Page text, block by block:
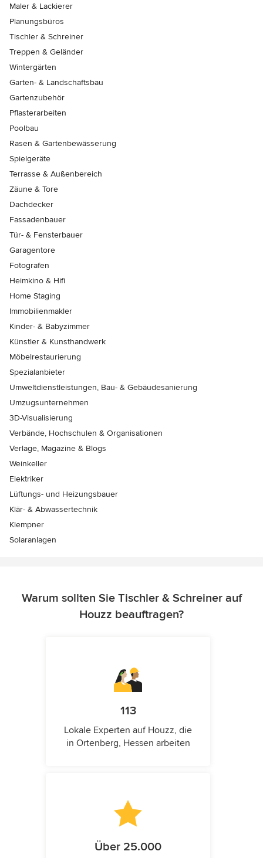
Maler & Lackierer
Planungsbüros
Tischler & Schreiner
Treppen & Geländer
Wintergärten
Garten- & Landschaftsbau
Gartenzubehör
Pflasterarbeiten
Poolbau
Rasen & Gartenbewässerung
Spielgeräte
Terrasse & Außenbereich
Zäune & Tore
Dachdecker
Fassadenbauer
Tür- & Fensterbauer
Garagentore
Fotografen
Heimkino & Hifi
Home Staging
Immobilienmakler
Kinder- & Babyzimmer
Künstler & Kunsthandwerk
Möbelrestaurierung
Spezialanbieter
Umweltdienstleistungen, Bau- & Gebäudesanierung
Umzugsunternehmen
3D-Visualisierung
Verbände, Hochschulen & Organisationen
Verlage, Magazine & Blogs
Weinkeller
Elektriker
Lüftungs- und Heizungsbauer
Klär- & Abwassertechnik
Klempner
Solaranlagen
Warum sollten Sie Tischler & Schreiner auf
Houzz beauftragen?
113
Lokale Experten auf Houzz, die
in Ortenberg, Hessen arbeiten
Über 25.000